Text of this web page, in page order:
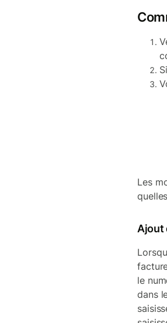
Les
Ajout
le
dans